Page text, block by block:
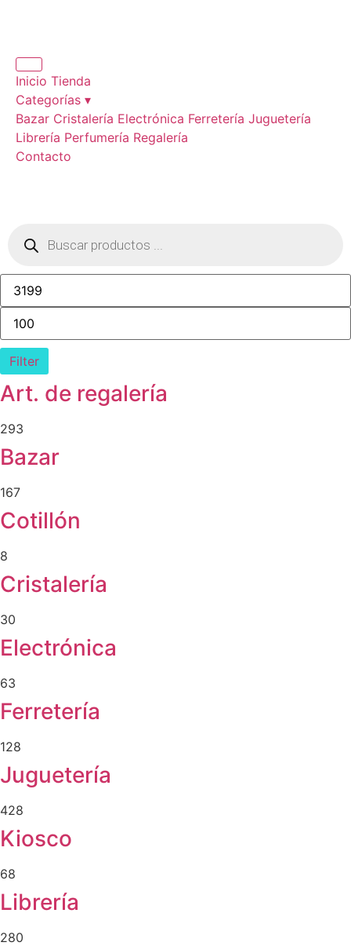
Inicio Tienda
Categorías ▾
Bazar Cristalería Electrónica Ferretería Juguetería
Librería Perfumería Regalería
Contacto
Filter
Art. de regalería
293
Bazar
167
Cotillón
8
Cristalería
30
Electrónica
63
Ferretería
128
Juguetería
428
Kiosco
68
Librería
280